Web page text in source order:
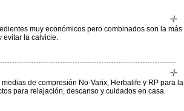
muy económicos pero combinados son la más
evitar la calvicie.
de compresión No-Varix, Herbalife y RP para la
para relajación, descanso y cuidados en casa.